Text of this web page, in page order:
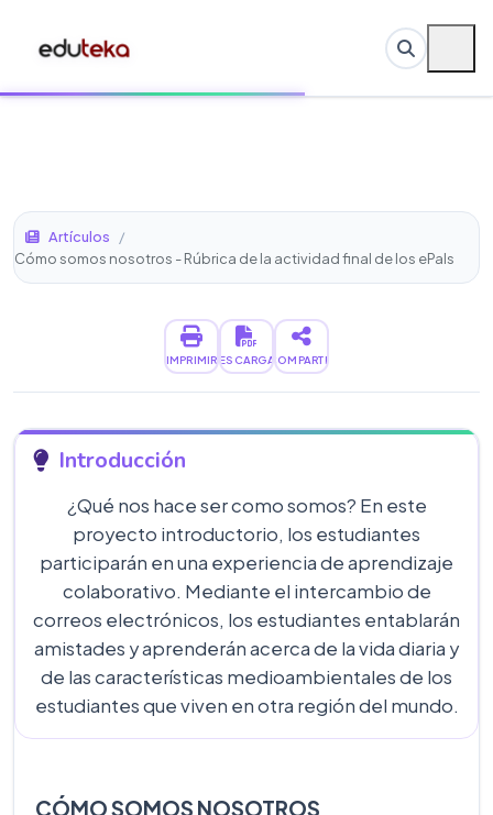
Artículos
/
Cómo somos nosotros - Rúbrica de la actividad final de los ePals
IMPRIMIRDESCARGARCOMPARTIR
Introducción
¿Qué nos hace ser como somos? En este
proyecto introductorio, los estudiantes
participarán en una experiencia de aprendizaje
colaborativo. Mediante el intercambio de
correos electrónicos, los estudiantes entablarán
amistades y aprenderán acerca de la vida diaria y
de las características medioambientales de los
estudiantes que viven en otra región del mundo.
CÓMO SOMOS NOSOTROS